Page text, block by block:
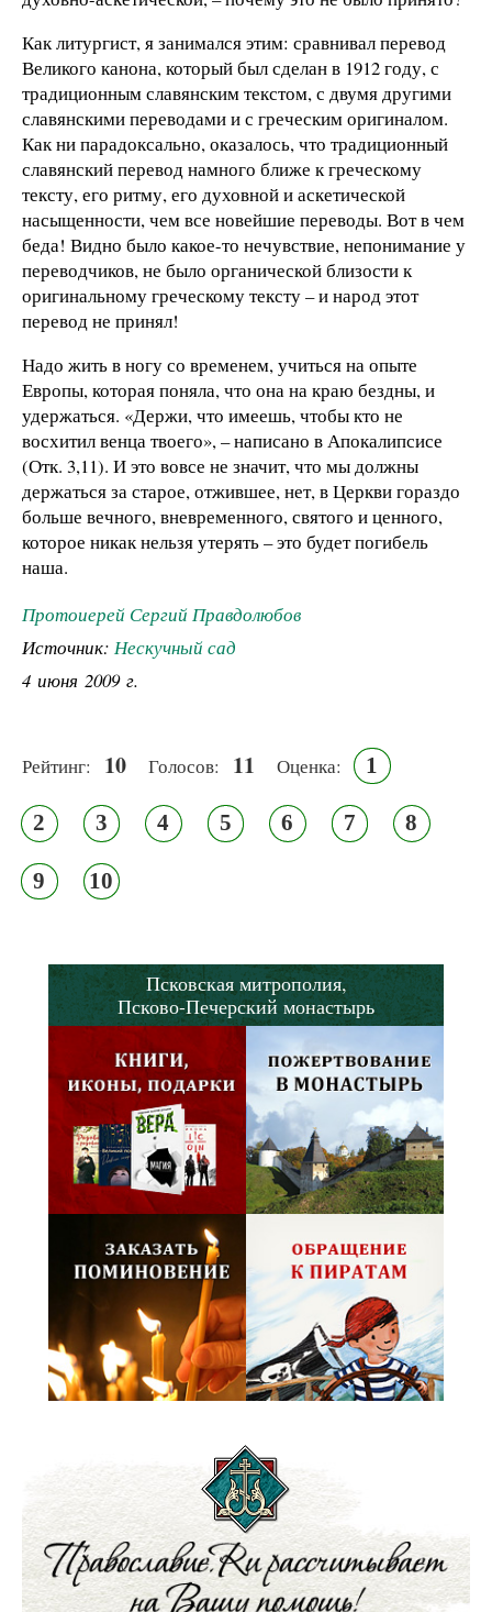
Как литургист, я занимался этим: сравнивал перевод
Великого канона, который был сделан в 1912 году, с
традиционным славянским текстом, с двумя другими
славянскими переводами и с греческим оригиналом.
Как ни парадоксально, оказалось, что традиционный
славянский перевод намного ближе к греческому
тексту, его ритму, его духовной и аскетической
насыщенности, чем все новейшие переводы. Вот в чем
беда! Видно было какое-то нечувствие, непонимание у
переводчиков, не было органической близости к
оригинальному греческому тексту – и народ этот
перевод не принял!
Надо жить в ногу со временем, учиться на опыте
Европы, которая поняла, что она на краю бездны, и
удержаться. «Держи, что имеешь, чтобы кто не
восхитил венца твоего», – написано в Апокалипсисе
(Отк. 3,11). И это вовсе не значит, что мы должны
держаться за старое, отжившее, нет, в Церкви гораздо
больше вечного, вневременного, святого и ценного,
которое никак нельзя утерять – это будет погибель
наша.
Протоиерей Сергий Правдолюбов
Источник: Нескучный сад
4 июня 2009 г.
Рейтинг: 10 Голосов: 11 Оценка: 1
2 3 4 5 6 7 8
9 10
Псковская митрополия,
Псково-Печерский монастырь